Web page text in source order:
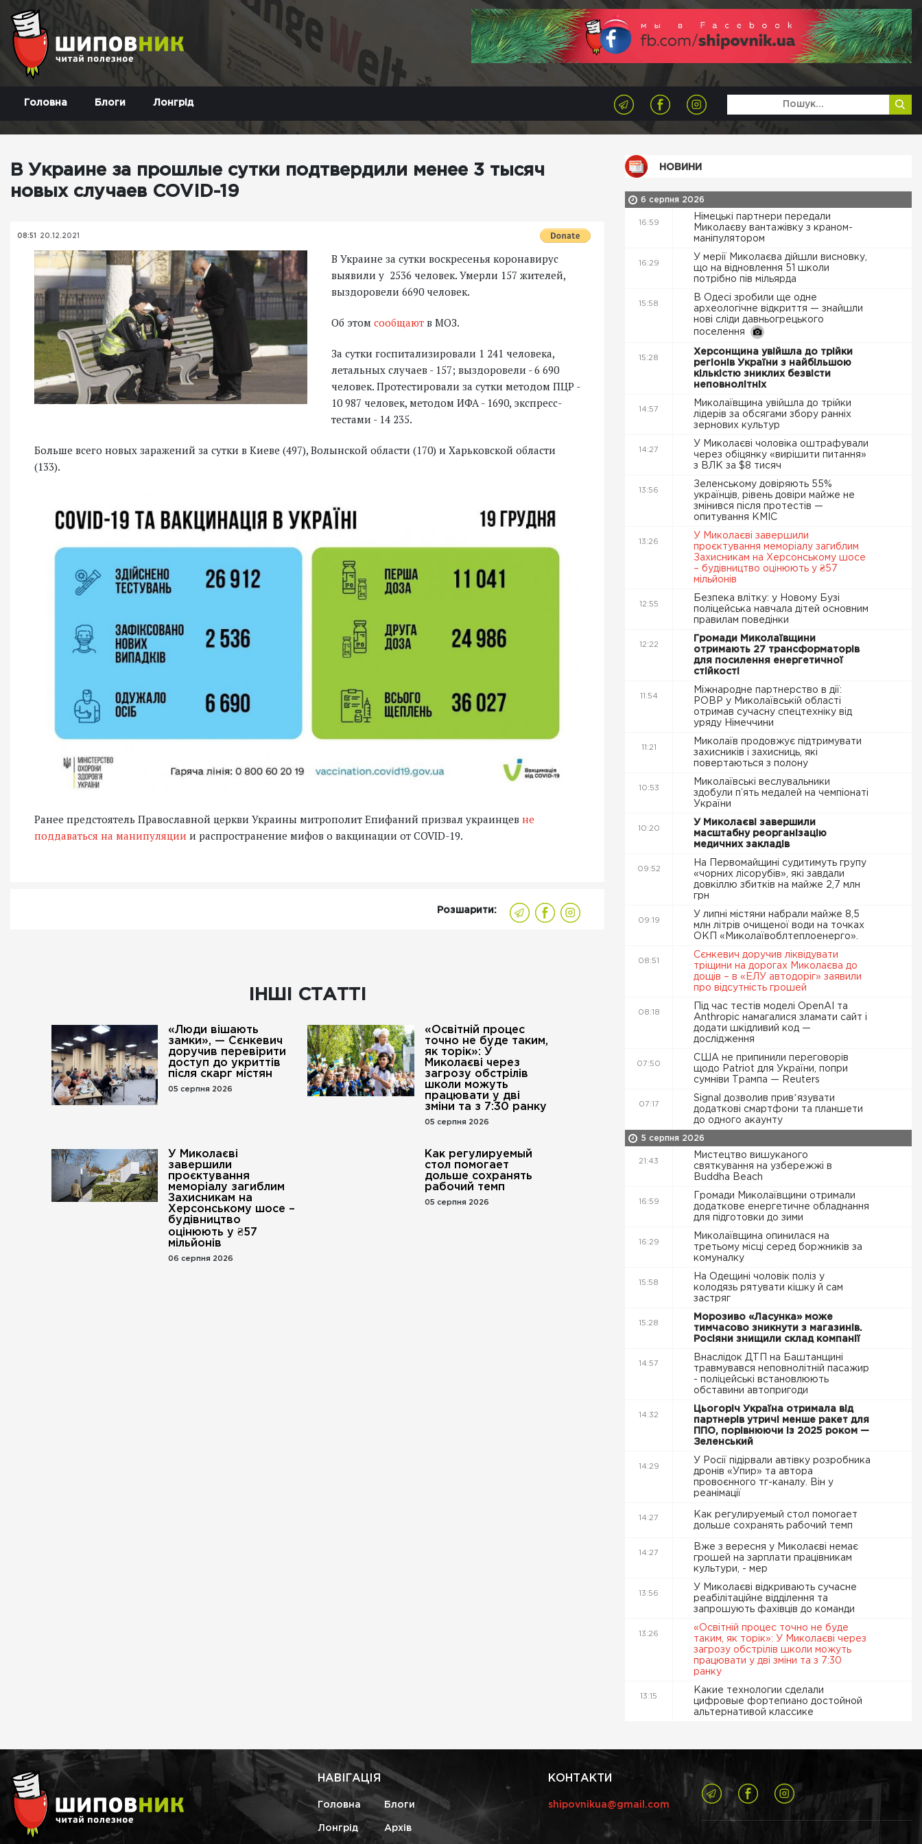
Головна Блоги Лонгрід
В Украине за прошлые сутки подтвердили менее 3 тысяч
новых случаев COVID-19
08:51 20.12.2021
В Украине за сутки воскресенья коронавирус
выявили у 2536 человек. Умерли 157 жителей,
выздоровели 6690 человек.
Об этом сообщают в МОЗ.
За сутки госпитализировали 1 241 человека,
летальных случаев - 157; выздоровели - 6 690
человек. Протестировали за сутки методом ПЦР -
10 987 человек, методом ИФА - 1690, экспресс-
тестами - 14 235.
Больше всего новых заражений за сутки в Киеве (497), Волынской области (170) и Харьковской области
(133).
Ранее предстоятель Православной церкви Украины митрополит Епифаний призвал украинцев не
поддаваться на манипуляции и распространение мифов о вакцинации от COVID-19.
Розшарити:
ІНШІ СТАТТІ
«Люди вішають
замки», — Сєнкевич
доручив перевірити
доступ до укриттів
після скарг містян
05 серпня 2026
«Освітній процес
точно не буде таким,
як торік»: У
Миколаєві через
загрозу обстрілів
школи можуть
працювати у дві
зміни та з 7:30 ранку
05 серпня 2026
У Миколаєві
завершили
проєктування
меморіалу загиблим
Захисникам на
Херсонському шосе –
будівництво
оцінюють у ₴57
мільйонів
06 серпня 2026
Как регулируемый
стол помогает
дольше сохранять
рабочий темп
05 серпня 2026
НОВИНИ
6 серпня 2026
16:59
Німецькі партнери передали
Миколаєву вантажівку з краном-
маніпулятором
16:29
У мерії Миколаєва дійшли висновку,
що на відновлення 51 школи
потрібно пів мільярда
15:58
В Одесі зробили ще одне
археологічне відкриття — знайшли
нові сліди давньогрецького
поселення
15:28
Херсонщина увійшла до трійки
регіонів України з найбільшою
кількістю зниклих безвісти
неповнолітніх
14:57
Миколаївщина увійшла до трійки
лідерів за обсягами збору ранніх
зернових культур
14:27
У Миколаєві чоловіка оштрафували
через обіцянку «вирішити питання»
з ВЛК за $8 тисяч
13:56
Зеленському довіряють 55%
українців, рівень довіри майже не
змінився після протестів —
опитування КМІС
13:26
У Миколаєві завершили
проєктування меморіалу загиблим
Захисникам на Херсонському шосе
– будівництво оцінюють у ₴57
мільйонів
12:55
Безпека влітку: у Новому Бузі
поліцейська навчала дітей основним
правилам поведінки
12:22
Громади Миколаївщини
отримають 27 трансформаторів
для посилення енергетичної
стійкості
11:54
Міжнародне партнерство в дії:
РОВР у Миколаївській області
отримав сучасну спецтехніку від
уряду Німеччини
11:21
Миколаїв продовжує підтримувати
захисників і захисниць, які
повертаються з полону
10:53
Миколаївські веслувальники
здобули п’ять медалей на чемпіонаті
України
10:20
У Миколаєві завершили
масштабну реорганізацію
медичних закладів
09:52
На Первомайщині судитимуть групу
«чорних лісорубів», які завдали
довкіллю збитків на майже 2,7 млн
грн
09:19
У липні містяни набрали майже 8,5
млн літрів очищеної води на точках
ОКП «Миколаївоблтеплоенерго».
08:51
Сєнкевич доручив ліквідувати
тріщини на дорогах Миколаєва до
дощів – в «ЕЛУ автодоріг» заявили
про відсутність грошей
08:18
Під час тестів моделі OpenAI та
Anthropic намагалися зламати сайт і
додати шкідливий код —
дослідження
07:50
США не припинили переговорів
щодо Patriot для України, попри
сумніви Трампа — Reuters
07:17
Signal дозволив привʼязувати
додаткові смартфони та планшети
до одного акаунту
5 серпня 2026
21:43
Мистецтво вишуканого
святкування на узбережжі в
Buddha Beach
16:59
Громади Миколаївщини отримали
додаткове енергетичне обладнання
для підготовки до зими
16:29
Миколаївщина опинилася на
третьому місці серед боржників за
комуналку
15:58
На Одещині чоловік поліз у
колодязь рятувати кішку й сам
застряг
15:28
Морозиво «Ласунка» може
тимчасово зникнути з магазинів.
Росіяни знищили склад компанії
14:57
Внаслідок ДТП на Баштанщині
травмувався неповнолітній пасажир
- поліцейські встановлюють
обставини автопригоди
14:32
Цьогоріч Україна отримала від
партнерів утричі менше ракет для
ППО, порівнюючи із 2025 роком —
Зеленський
14:29
У Росії підірвали автівку розробника
дронів «Упир» та автора
провоєнного тг-каналу. Він у
реанімації
14:27
Как регулируемый стол помогает
дольше сохранять рабочий темп
14:27
Вже з вересня у Миколаєві немає
грошей на зарплати працівникам
культури, - мер
13:56
У Миколаєві відкривають сучасне
реабілітаційне відділення та
запрошують фахівців до команди
13:26
«Освітній процес точно не буде
таким, як торік»: У Миколаєві через
загрозу обстрілів школи можуть
працювати у дві зміни та з 7:30
ранку
13:15
Какие технологии сделали
цифровые фортепиано достойной
альтернативой классике
НАВІГАЦІЯ
Головна Блоги
Лонгрід Архів
КОНТАКТИ
shipovnikua@gmail.com